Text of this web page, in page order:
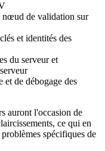
nœud de validation sur
et identités des
du serveur et
et de débogage des
auront l'occasion de
ce qui en
spécifiques de